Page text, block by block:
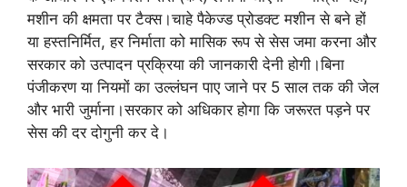
मशीन की क्षमता पर टैक्स।चाहे पैकेज्ड प्रोडक्ट मशीन से बने हों
या हस्तनिर्मित, हर निर्माता को मासिक रूप से सेस जमा करना और
सरकार को उत्पादन प्रक्रिया की जानकारी देनी होगी।बिना
पंजीकरण या नियमों का उल्लंघन पाए जाने पर 5 साल तक की जेल
और भारी जुर्माना।सरकार को अधिकार होगा कि जरूरत पड़ने पर
सेस की दर दोगुनी कर दे।